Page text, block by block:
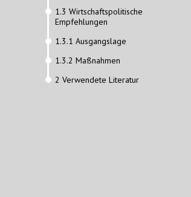
1.3 Wirtschaftspolitische
Empfehlungen
1.3.1 Ausgangslage
1.3.2 Maßnahmen
2 Verwendete Literatur